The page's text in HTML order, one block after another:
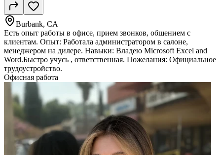
Burbank, CA
Есть опыт работы в офисе, прием звонков, общением с
клиентам. Опыт: Работала администратором в салоне,
менеджером на дилере. Навыки: Владею Microsoft Excel and
Word.Быстро учусь , ответственная. Пожелания: Официальное
трудоустройство.
Офисная работа